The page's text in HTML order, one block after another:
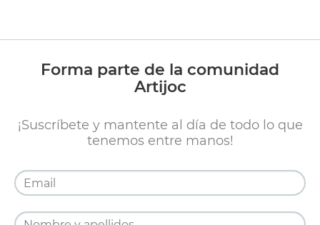
Forma parte de la comunidad
Artijoc
¡Suscríbete y mantente al día de todo lo que
tenemos entre manos!